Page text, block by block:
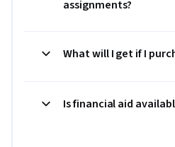
assignments?
What will I get if I
Is financial aid